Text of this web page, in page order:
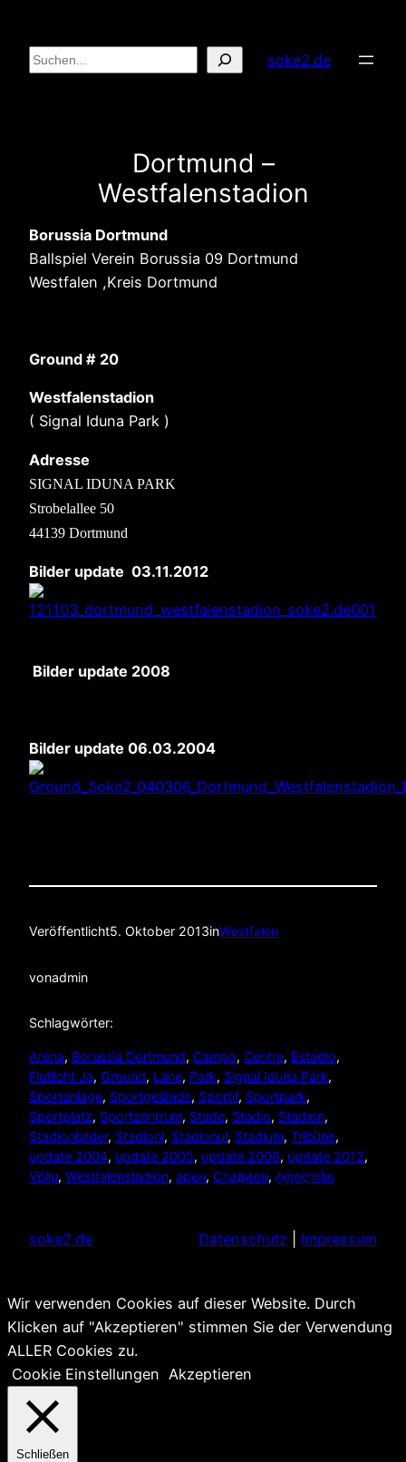
Inhalt
springen
Suchen soke2.de
Dortmund –
Westfalenstadion
Borussia Dortmund
Ballspiel Verein Borussia 09 Dortmund
Westfalen ,Kreis Dortmund
Ground # 20
Westfalenstadion
( Signal Iduna Park )
Adresse
SIGNAL IDUNA PARK
Strobelallee 50
44139 Dortmund
Bilder update 03.11.2012
Bilder update 2008
Bilder update 06.03.2004
Veröffentlicht5. Oktober 2013inWestfalen
vonadmin
Schlagwörter:
Arena, Borussia Dortmund, Campo, Centre, Estadio
Flutlicht Ja, Ground, Lane, Park, Signal Iduna Park
Sportanlage, Sportgelände, Sportif, Sportpark
Sportplatz, Sportzentrum, Stade, Stadio, Stadion
Stadionbilder, Stadioni, Stadionul, Stadium, Tribüne
update 2004, update 2005, update 2008, update 2012
Völlu, Westfalenstadion, арен, Стадион, ტფილისი
soke2.de Datenschutz Impressum
Wir verwenden Cookies auf dieser Website. Durch
Klicken auf "Akzeptieren" stimmen Sie der Verwendung
ALLER Cookies zu.
Cookie Einstellungen Akzeptieren
Schließen